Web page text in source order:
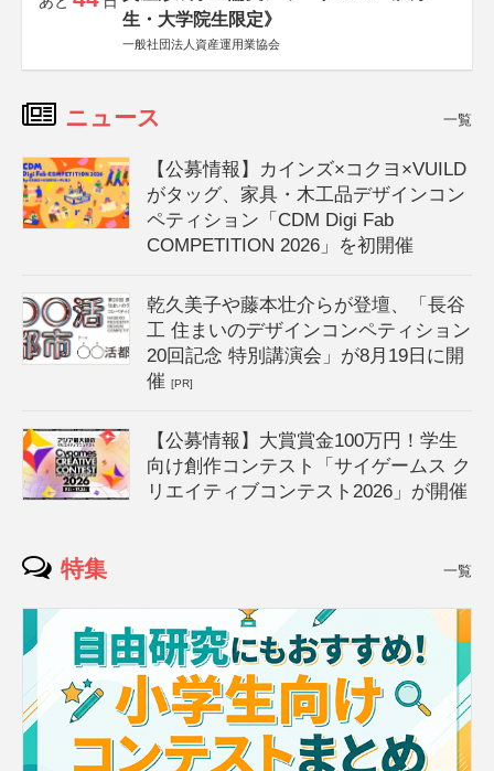
生・大学院生限定》
一般社団法人資産運用業協会
ニュース 一覧
【公募情報】カインズ×コクヨ×VUILD
がタッグ、家具・木工品デザインコン
ペティション「CDM Digi Fab
COMPETITION 2026」を初開催
乾久美子や藤本壮介らが登壇、「長谷
工 住まいのデザインコンペティション
20回記念 特別講演会」が8月19日に開
催[PR]
【公募情報】大賞賞金100万円！学生
向け創作コンテスト「サイゲームス ク
リエイティブコンテスト2026」が開催
特集 一覧